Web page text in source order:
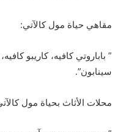
مقاهي حياة مول كالآتي:
” باباروتي كافيه، كاريبو
سينابون”.
محلات الأثاث بحياة مول